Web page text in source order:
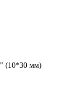
(10*30 мм)